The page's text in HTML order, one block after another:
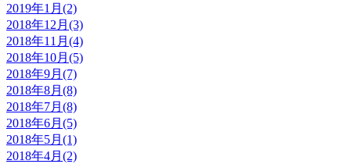
2019年1月(2)
2018年12月(3)
2018年11月(4)
2018年10月(5)
2018年9月(7)
2018年8月(8)
2018年7月(8)
2018年6月(5)
2018年5月(1)
2018年4月(2)